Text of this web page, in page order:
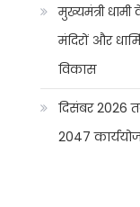
मुख्यमंत्री
मंदिरों और
विकास
दिसंबर 2026
2047